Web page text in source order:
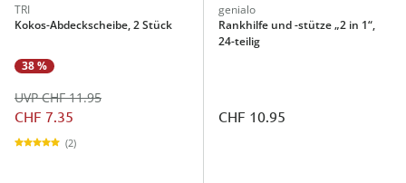
TRI
Kokos-Abdeckscheibe, 2 Stück
38 %
CHF 7.35
UVP CHF 11.95
(2)
genialo
Rankhilfe und -stütze „2 in 1“,
24-teilig
CHF 10.95